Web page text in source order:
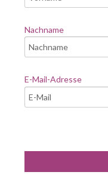
Nachname
E-Mail-Adresse